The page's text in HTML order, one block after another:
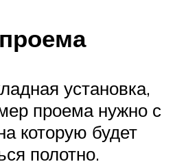
установка,
проема нужно с
которую будет
полотно.